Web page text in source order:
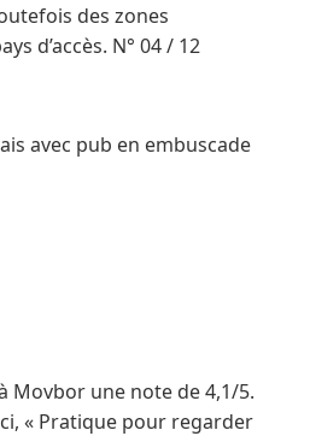
des zones
d’accès. N° 04 / 12
avec pub en embuscade
Movbor une note de 4,1/5.
« Pratique pour regarder